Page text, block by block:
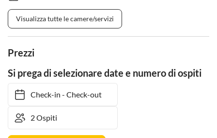
Visualizza tutte le camere/servizi
Prezzi
Si prega di selezionare date e numero di ospiti
Check-in- Check-out